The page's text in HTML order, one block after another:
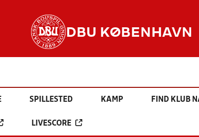
DBU KØBENHAVN
SPILLESTED KAMP FIND KLUB
LIVESCORE